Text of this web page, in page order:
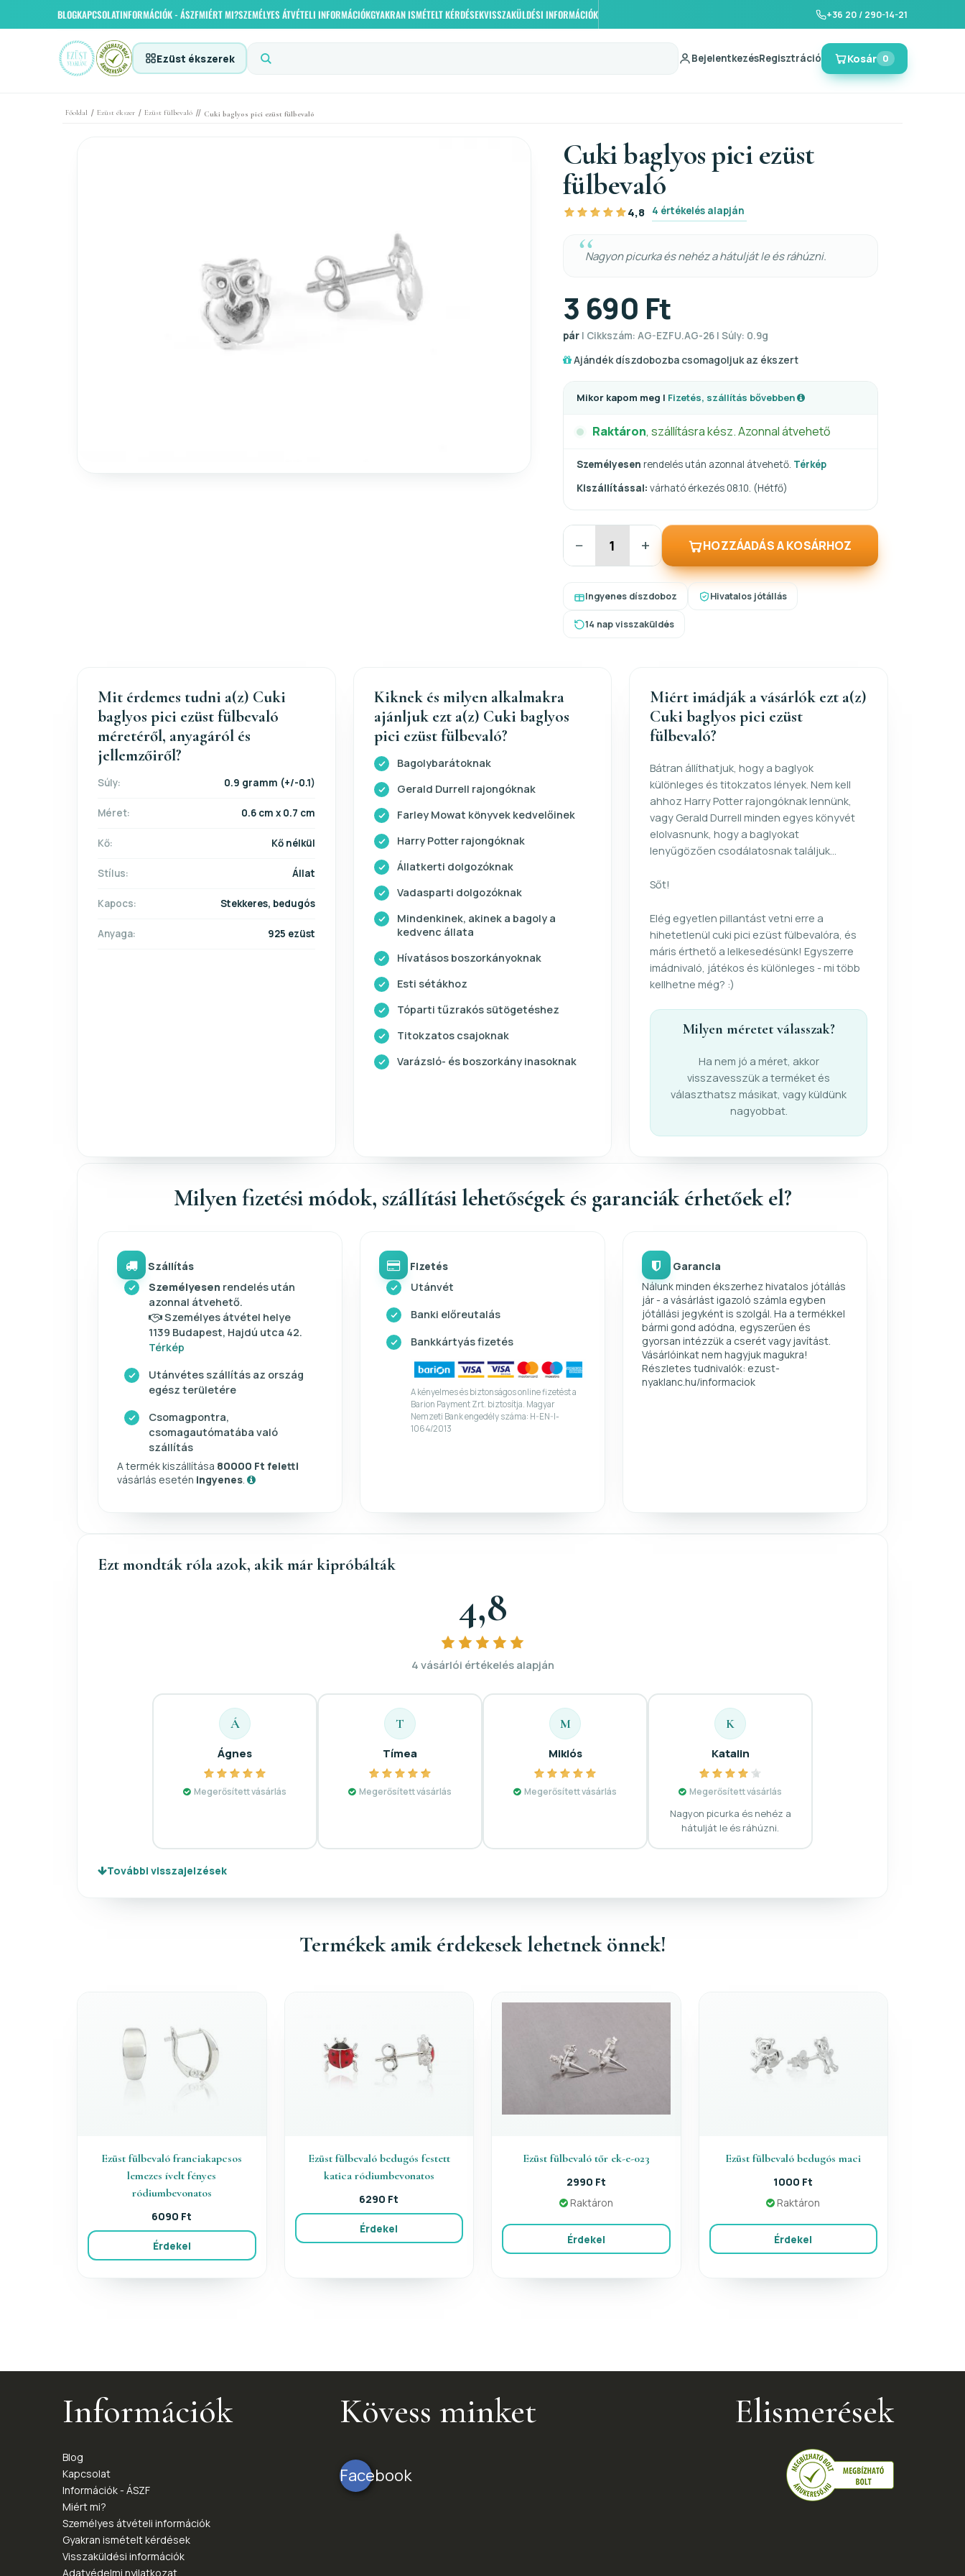
BLOGKAPCSOLATINFORMÁCIÓK - ÁSZFMIÉRT MI?SZEMÉLYES ÁTVÉTELI INFORMÁCIÓKGYAKRAN ISMÉTELT KÉRDÉSEKVISSZAKÜLDÉSI INFORMÁCIÓK +36 20 / 290-14-21
Ezüst ékszerek BejelentkezésRegisztráció Kosár 0
Főoldal / Ezüst ékszer / Ezüst fülbevaló // Cuki baglyos pici ezüst fülbevaló
Cuki baglyos pici ezüst
fülbevaló
4,8 4 értékelés alapján
Nagyon picurka és nehéz a hátulját le és ráhúzni.
3 690 Ft
pár| Cikkszám: AG-EZFU.AG-26 | Súly: 0.9g
Ajándék díszdobozba csomagoljuk az ékszert
Mikor kapom meg | Fizetés, szállítás bővebben
Raktáron, szállításra kész. Azonnal átvehető
Személyesen rendelés után azonnal átvehető. Térkép
Kiszállítással: várható érkezés 08.10. (Hétfő)
− + HOZZÁADÁS A KOSÁRHOZ
Ingyenes díszdoboz Hivatalos jótállás
14 nap visszaküldés
Mit érdemes tudni a(z) Cuki
baglyos pici ezüst fülbevaló
méretéről, anyagáról és
jellemzőiről?
Súly: 0.9 gramm (+/-0.1)
Méret: 0.6 cm x 0.7 cm
Kő: Kő nélkül
Stílus: Állat
Kapocs: Stekkeres, bedugós
Anyaga: 925 ezüst
Kiknek és milyen alkalmakra
ajánljuk ezt a(z) Cuki baglyos
pici ezüst fülbevaló?
Bagolybarátoknak
Gerald Durrell rajongóknak
Farley Mowat könyvek kedvelőinek
Harry Potter rajongóknak
Állatkerti dolgozóknak
Vadasparti dolgozóknak
Mindenkinek, akinek a bagoly a
kedvenc állata
Hívatásos boszorkányoknak
Esti sétákhoz
Tóparti tűzrakós sütögetéshez
Titokzatos csajoknak
Varázsló- és boszorkány inasoknak
Miért imádják a vásárlók ezt a(z)
Cuki baglyos pici ezüst
fülbevaló?
Bátran állíthatjuk, hogy a baglyok
különleges és titokzatos lények. Nem kell
ahhoz Harry Potter rajongóknak lennünk,
vagy Gerald Durrell minden egyes könyvét
elolvasnunk, hogy a baglyokat
lenyűgözően csodálatosnak találjuk...
Sőt!
Elég egyetlen pillantást vetni erre a
hihetetlenül cuki pici ezüst fülbevalóra, és
máris érthető a lelkesedésünk! Egyszerre
imádnivaló, játékos és különleges - mi több
kellhetne még? :)
Milyen méretet válasszak?
Ha nem jó a méret, akkor
visszavesszük a terméket és
választhatsz másikat, vagy küldünk
nagyobbat.
Milyen fizetési módok, szállítási lehetőségek és garanciák érhetőek el?
Szállítás
Személyesen rendelés után
azonnal átvehető.
Személyes átvétel helye
1139 Budapest, Hajdú utca 42.
Térkép
Utánvétes szállítás az ország
egész területére
Csomagpontra,
csomagautómatába való
szállítás
A termék kiszállítása 80000 Ft feletti
vásárlás esetén ingyenes.
Fizetés
Utánvét
Banki előreutalás
Bankkártyás fizetés
A kényelmes és biztonságos online fizetést a
Barion Payment Zrt. biztosítja. Magyar
Nemzeti Bank engedély száma: H-EN-I-
1064/2013
Garancia
Nálunk minden ékszerhez hivatalos jótállás
jár - a vásárlást igazoló számla egyben
jótállási jegyként is szolgál. Ha a termékkel
bármi gond adódna, egyszerűen és
gyorsan intézzük a cserét vagy javítást.
Vásárlóinkat nem hagyjuk magukra!
Részletes tudnivalók: ezust-
nyaklanc.hu/informaciok
Ezt mondták róla azok, akik már kipróbálták
4,8
4 vásárlói értékelés alapján
Á
Ágnes
Megerősített vásárlás
T
Tímea
Megerősített vásárlás
M
Miklós
Megerősített vásárlás
K
Katalin
Megerősített vásárlás
Nagyon picurka és nehéz a
hátulját le és ráhúzni.
További visszajelzések
Termékek amik érdekesek lehetnek önnek!
Ezüst fülbevaló franciakapcsos
lemezes ívelt fényes
ródiumbevonatos
6090 Ft
Érdekel
Ezüst fülbevaló bedugós festett
katica ródiumbevonatos
6290 Ft
Érdekel
Ezüst fülbevaló tőr ek-e-023
2990 Ft
Raktáron
Érdekel
Ezüst fülbevaló bedugós maci
1000 Ft
Raktáron
Érdekel
Információk
Blog
Kapcsolat
Információk - ÁSZF
Miért mi?
Személyes átvételi információk
Gyakran ismételt kérdések
Visszaküldési információk
Adatvédelmi nyilatkozat
Kövess minket
Facebook
Elismerések